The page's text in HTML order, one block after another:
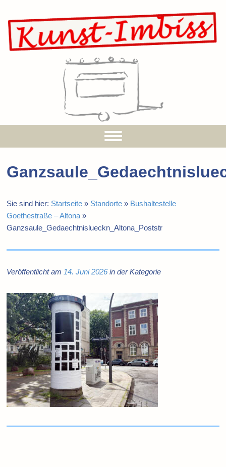
Sie sind hier: Startseite » Standorte » Bushaltestelle
Goethestraße – Altona »
Ganzsaule_Gedaechtnislueckn_Altona_Poststr
Veröffentlicht am 14. Juni 2026in der Kategorie